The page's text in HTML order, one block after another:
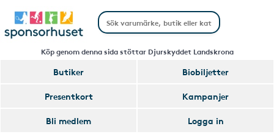
Köp genom denna sida stöttar Djurskyddet Landskrona
Butiker
Biobiljetter
Presentkort
Kampanjer
Bli medlem
Logga in